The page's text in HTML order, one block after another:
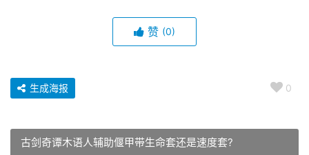
赞 (0)
0
生成海报
古剑奇谭木语人辅助偃甲带生命套还是速度套?